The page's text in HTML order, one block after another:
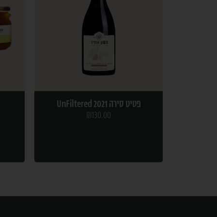
פטיט סירה 2021 UnFiltered
₪130.00